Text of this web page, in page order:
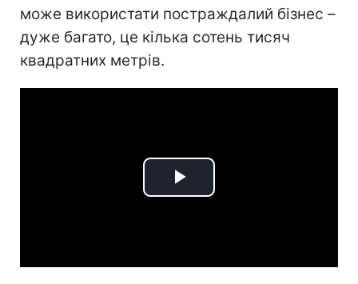
може використати постраждалий бізнес –
дуже багато, це кілька сотень тисяч
квадратних метрів.
Play